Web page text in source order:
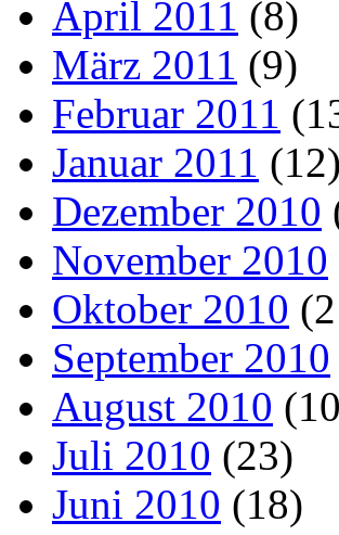
April 2011 (8)
März 2011 (9)
Februar 2011
Januar 2011 (12)
Dezember 2010
November 2010
Oktober 2010
September 2010
August 2010
Juli 2010 (23)
Juni 2010 (18)